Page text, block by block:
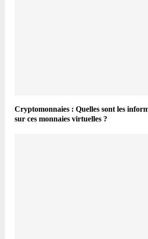
Cryptomonnaies : Quelles sont les
sur ces monnaies virtuelles ?